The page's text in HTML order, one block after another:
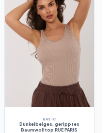
BASIC
Dunkelbeiges, geripptes
Baumwolltop RUE PARIS